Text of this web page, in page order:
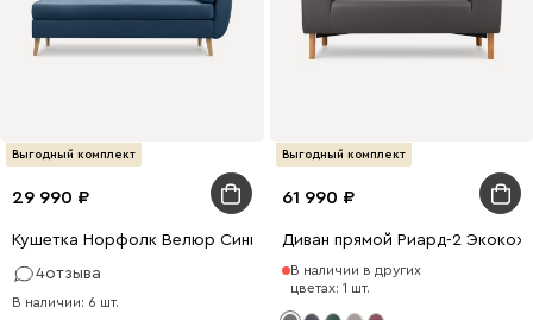
Выгодный комплект
29 990
Кушетка Норфолк Велюр Синий
4отзыва
В наличии: 6 шт.
Выгодный комплект
61 990
Диван прямой Риард-2
В наличии в других
цветах: 1 шт.